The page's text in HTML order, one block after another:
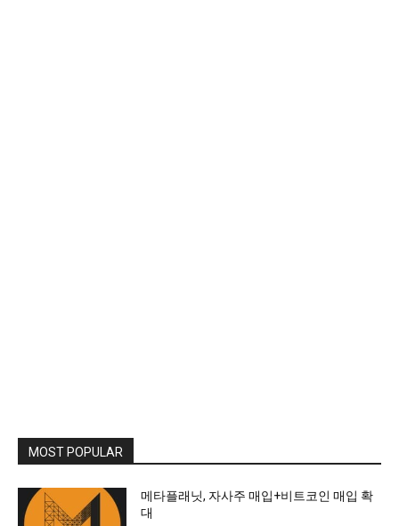
MOST POPULAR
메타플래닛, 자사주 매입+비트코인 매입 확
대